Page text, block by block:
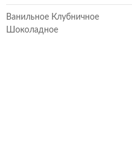
Ванильное Клубничное
Шоколадное